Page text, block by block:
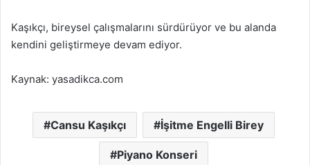
Kaşıkçı, bireysel çalışmalarını sürdürüyor ve bu alanda
kendini geliştirmeye devam ediyor.
Kaynak: yasadikca.com
Cansu Kaşıkçı İşitme Engelli Birey
Piyano Konseri